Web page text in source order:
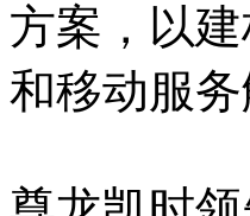
方案，以
和移动服